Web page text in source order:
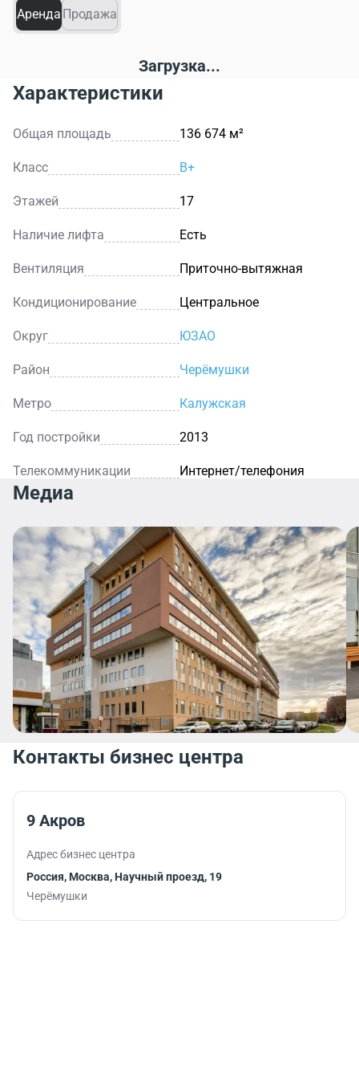
паркинг.
оборудованные мини-кухни, конференц-зал,
находятся магазины, аптеки и крупный торговый
Аренда Продажа
Загрузка...
Характеристики
Общая площадь 136 674 м²
Класс B+
Этажей 17
Наличие лифта Есть
Вентиляция Приточно-вытяжная
Кондиционирование Центральное
Округ ЮЗАО
Район Черёмушки
Метро Калужская
Год постройки 2013
Телекоммуникации Интернет/телефония
Медиа
Контакты бизнес центра
9 Акров
Адрес бизнес центра
Россия, Москва, Научный проезд, 19
Черёмушки